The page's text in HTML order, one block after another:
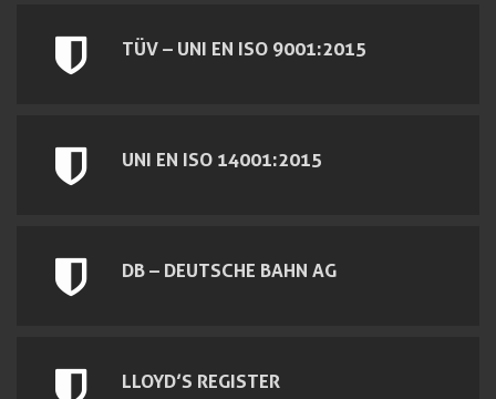
TÜV – UNI EN ISO 9001:2015
UNI EN ISO 14001:2015
DB – DEUTSCHE BAHN AG
LLOYD’S REGISTER